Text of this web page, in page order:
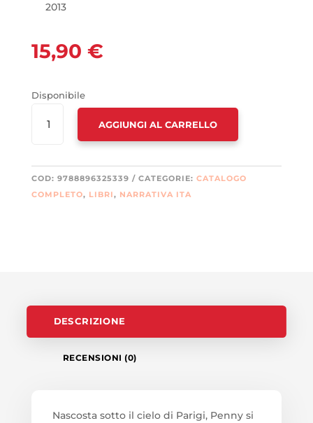
2013
15,90 €
Disponibile
DEGLI
IMMORTALE
(LA)
AGGIUNGI AL CARRELLO
COD: 9788896325339 CATEGORIE: CATALOGO
COMPLETO, LIBRI, NARRATIVA ITA
DESCRIZIONE
RECENSIONI (0)
Nascosta sotto il cielo di Parigi, Penny si